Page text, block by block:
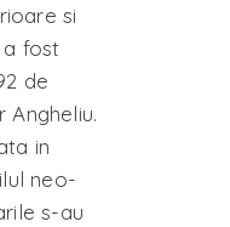
si
fost
de
in
neo-
s-au